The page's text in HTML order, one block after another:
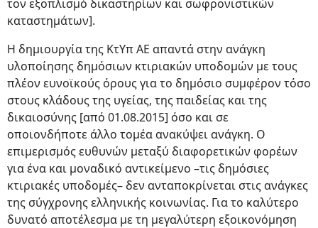
τον εξοπλισμό δικαστηρίων και σωφρονιστικών
καταστημάτων].
Η δημιουργία της ΚτΥπ ΑΕ απαντά στην ανάγκη
υλοποίησης δημόσιων κτιριακών υποδομών με τους
πλέον ευνοϊκούς όρους για το δημόσιο συμφέρον τόσο
στους κλάδους της υγείας, της παιδείας και της
δικαιοσύνης [από 01.08.2015] όσο και σε
οποιονδήποτε άλλο τομέα ανακύψει ανάγκη. Ο
επιμερισμός ευθυνών μεταξύ διαφορετικών φορέων
για ένα και μοναδικό αντικείμενο –τις δημόσιες
κτιριακές υποδομές– δεν ανταποκρίνεται στις ανάγκες
της σύγχρονης ελληνικής κοινωνίας. Για το καλύτερο
δυνατό αποτέλεσμα με τη μεγαλύτερη εξοικονόμηση